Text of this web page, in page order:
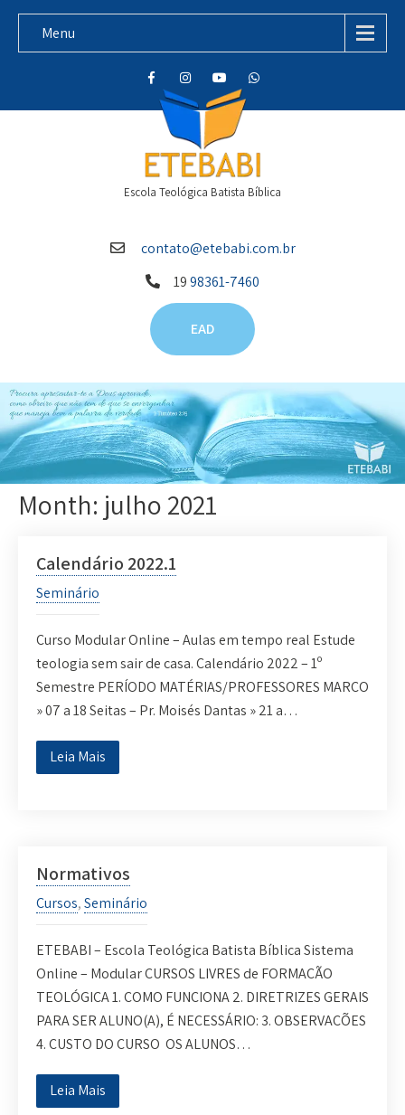
Menu
Escola Teológica Batista Bíblica
contato@etebabi.com.br
1998361-7460
EAD
Month: julho 2021
Calendário 2022.1
Seminário
Curso Modular Online – Aulas em tempo real Estude
teologia sem sair de casa. Calendário 2022 – 1º
Semestre PERÍODO MATÉRIAS/PROFESSORES MARÇO
» 07 a 18 Seitas – Pr. Moisés Dantas » 21 a…
Leia Mais
Normativos
Cursos,Seminário
ETEBABI – Escola Teológica Batista Bíblica Sistema
Online – Modular CURSOS LIVRES de FORMAÇÃO
TEOLÓGICA 1. COMO FUNCIONA 2. DIRETRIZES GERAIS
PARA SER ALUNO(A), É NECESSÁRIO: 3. OBSERVAÇÕES
4. CUSTO DO CURSO OS ALUNOS…
Leia Mais